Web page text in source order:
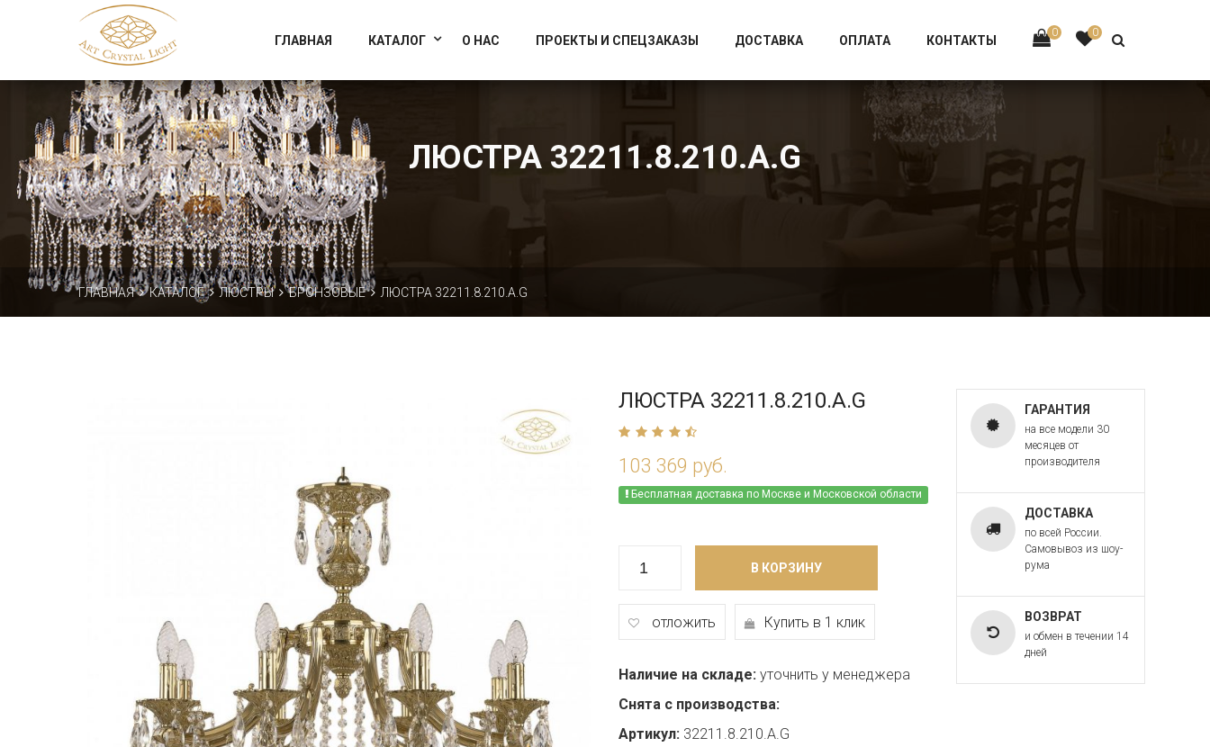
Официальный магазин фабрики Art Crystal Light
0 0
ГЛАВНАЯ КАТАЛОГ О НАС ПРОЕКТЫ И СПЕЦЗАКАЗЫ ДОСТАВКА ОПЛАТА КОНТАКТЫ
ЛЮСТРА 32211.8.210.A.G
ГЛАВНАЯ КАТАЛОГ ЛЮСТРЫ БРОНЗОВЫЕ ЛЮСТРА 32211.8.210.A.G
ЛЮСТРА 32211.8.210.A.G
103 369 руб.
Бесплатная доставка по Москве и Московской области
В КОРЗИНУ
отложить Купить в 1 клик
Наличие на складе: уточнить у менеджера
Снята с производства:
Артикул: 32211.8.210.A.G
ГАРАНТИЯ
на все модели 30
месяцев от
производителя
ДОСТАВКА
по всей России.
Самовывоз из шоу-
рума
ВОЗВРАТ
и обмен в течении 14
дней